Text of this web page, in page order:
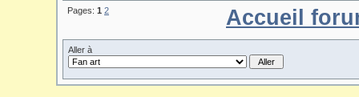
Pages: 1 2 Accueil
Aller à